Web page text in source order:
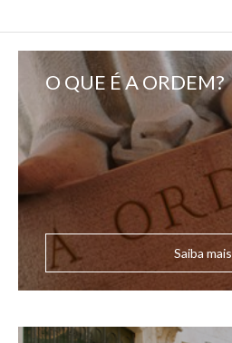
O QUE É A ORDEM?
Saiba mais